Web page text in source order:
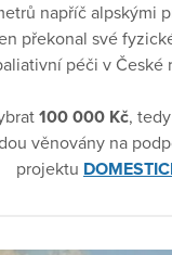
napříč alpskými
překonal své
péči v České
100 000 Kč, tedy
věnovány na
projektu